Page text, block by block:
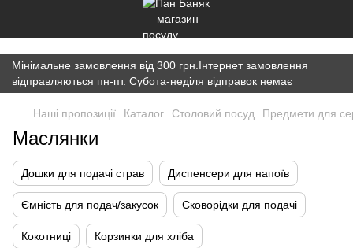
})(window,document,'script','dataLayer','GTM-K7JWBM2W');
Мінімальне замовлення від 300 грн.Інтернет замовлення
відправляються пн-пт. Субота-неділя відправок немає
Наші пропозиції Каталог Cтоловий посуд Предмети для
Маслянки
Дошки для подачі страв Диспенсери для напоїв
Ємність для подач/закусок Сковорідки для подачі
Кокотниці Корзинки для хліба